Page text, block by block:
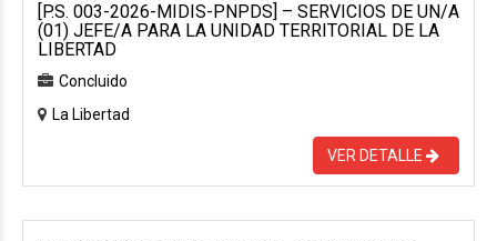
[P.S. 003-2026-MIDIS-PNPDS] – SERVICIOS DE UN/A
(01) JEFE/A PARA LA UNIDAD TERRITORIAL DE LA
LIBERTAD
Concluido
La Libertad
VER DETALLE